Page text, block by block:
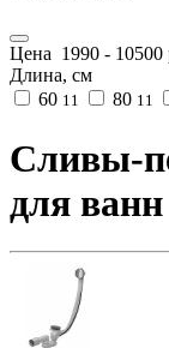
Цена 1990 - 10500
Длина, см
60 11 80 11
Сливы-
для ванн